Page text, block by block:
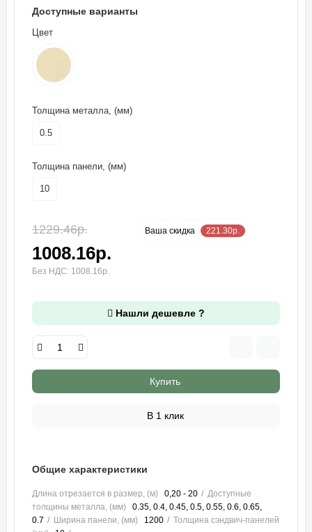
Доступные варианты
Цвет
Толщина металла, (мм)
0.5
Толщина панели, (мм)
10
1229.46р. Ваша cкидка 221.30р.
1008.16р.
Без НДС: 1008.16р.
Нашли дешевле ?
Купить
В 1 клик
Общие характеристики
Длина отрезается в размер, (м) 0,20 - 20
Доступные
толщины металла, (мм)
0.35, 0.4, 0.45, 0.5, 0.55, 0.6, 0.65,
0.7
Ширина панели, (мм) 1200
Толщина сэндвич-панелей